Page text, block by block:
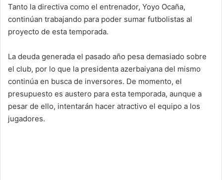
Tanto la directiva como el entrenador, Yoyo Ocaña,
continúan trabajando para poder sumar futbolistas al
proyecto de esta temporada.
La deuda generada el pasado año pesa demasiado sobre
el club, por lo que la presidenta azerbaiyana del mismo
continúa en busca de inversores. De momento, el
presupuesto es austero para esta temporada, aunque a
pesar de ello, intentarán hacer atractivo el equipo a los
jugadores.